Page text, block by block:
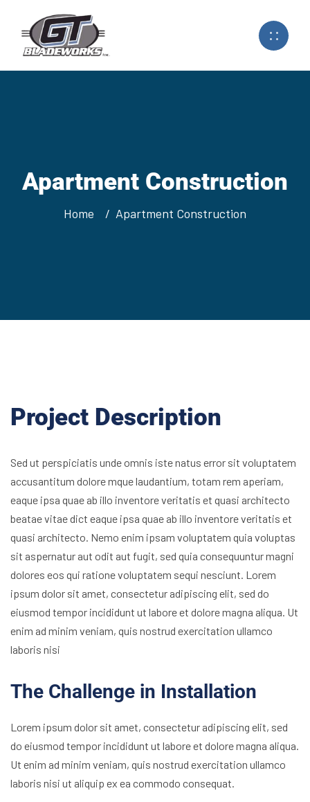
Apartment Construction
Home Apartment Construction
Project Description
Sed ut perspiciatis unde omnis iste natus error sit voluptatem
accusantitum dolore mque laudantium, totam rem aperiam,
eaque ipsa quae ab illo inventore veritatis et quasi architecto
beatae vitae dict eaque ipsa quae ab illo inventore veritatis et
quasi architecto. Nemo enim ipsam voluptatem quia voluptas
sit aspernatur aut odit aut fugit, sed quia consequuntur magni
dolores eos qui ratione voluptatem sequi nesciunt. Lorem
ipsum dolor sit amet, consectetur adipiscing elit, sed do
eiusmod tempor incididunt ut labore et dolore magna aliqua. Ut
enim ad minim veniam, quis nostrud exercitation ullamco
laboris nisi
The Challenge in Installation
Lorem ipsum dolor sit amet, consectetur adipiscing elit, sed
do eiusmod tempor incididunt ut labore et dolore magna aliqua.
Ut enim ad minim veniam, quis nostrud exercitation ullamco
laboris nisi ut aliquip ex ea commodo consequat.